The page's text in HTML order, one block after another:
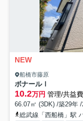
NEW
船橋市藤原
ボナールⅠ
10.2万円 管理/共益
66.07㎡ (3DK) /築29年 /
総武線「西船橋」駅 バス11分